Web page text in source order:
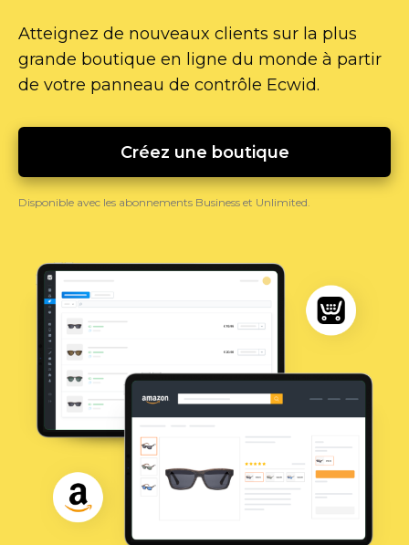
Atteignez de nouveaux clients sur la plus
grande boutique en ligne du monde à partir
de votre panneau de contrôle Ecwid.
Créez une boutique
Disponible avec les abonnements Business et Unlimited.